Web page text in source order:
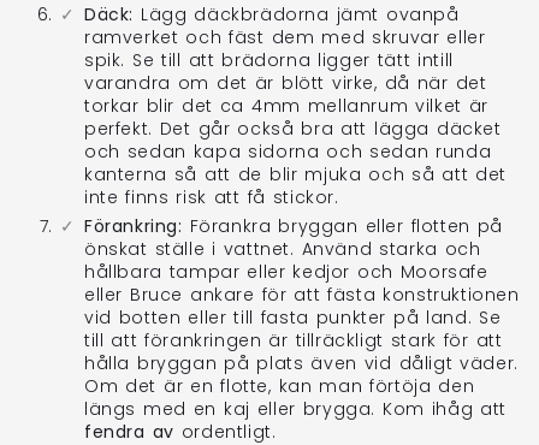
Däck: Lägg däckbrädorna jämt ovanpå
ramverket och fäst dem med skruvar eller
spik. Se till att brädorna ligger tätt intill
varandra om det är blött virke, då när det
torkar blir det ca 4mm mellanrum vilket är
perfekt. Det går också bra att lägga däcket
och sedan kapa sidorna och sedan runda
kanterna så att de blir mjuka och så att det
inte finns risk att få stickor.
Förankring: Förankra bryggan eller flotten på
önskat ställe i vattnet. Använd starka och
hållbara tampar eller kedjor och Moorsafe
eller Bruce ankare för att fästa konstruktionen
vid botten eller till fasta punkter på land. Se
till att förankringen är tillräckligt stark för att
hålla bryggan på plats även vid dåligt väder.
Om det är en flotte, kan man förtöja den
längs med en kaj eller brygga. Kom ihåg att
fendra av ordentligt.